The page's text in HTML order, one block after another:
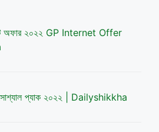
অফার ২০২২ GP Internet Offer
সোশ্যাল প্যাক ২০২২ | Dailyshikkha